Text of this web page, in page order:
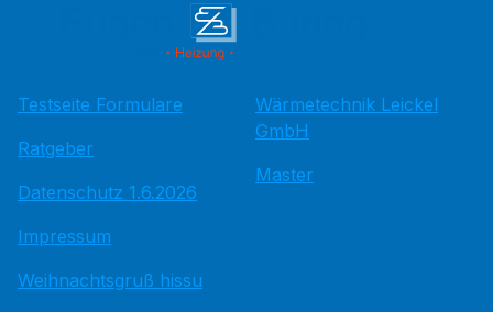
Testseite Formulare
Ratgeber
Datenschutz 1.6.2026
Impressum
Weihnachtsgruß hissu
Wärmetechnik Leickel
GmbH
Master